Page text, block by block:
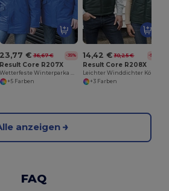
23,77 € 36,67 € -35%
Result Core R207X
+5 Farben
14,42 € 30,25 € -52%
Result Core R208X
+3 Farben
anzeigen
FAQ